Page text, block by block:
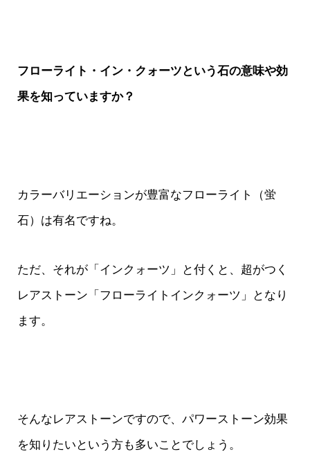
フローライト・イン・クォーツという石の意味や効
果を知っていますか？
カラーバリエーションが豊富なフローライト（蛍
石）は有名ですね。
ただ、それが「インクォーツ」と付くと、超がつく
レアストーン「フローライトインクォーツ」となり
ます。
そんなレアストーンですので、パワーストーン効果
を知りたいという方も多いことでしょう。